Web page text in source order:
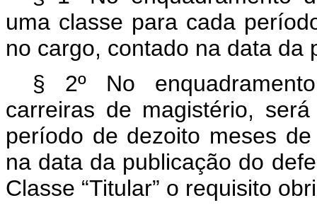
uma classe para cada
no cargo, contado na data da
§ 2º No
carreiras de magistério,
período de dezoito meses
na data da publicação do
Classe “Titular” o requisito